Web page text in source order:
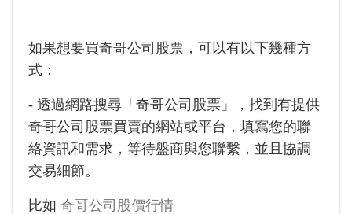
如果想要買奇哥公司股票，可以有以下幾種方
式：
- 透過網路搜尋「奇哥公司股票」，找到有提供
奇哥公司股票買賣的網站或平台，填寫您的聯
絡資訊和需求，等待盤商與您聯繫，並且協調
交易細節。
比如 奇哥公司股價行情